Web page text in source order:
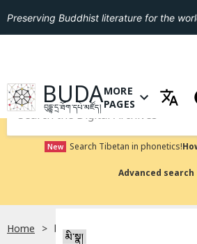
Preserving Buddhist literature for the
GO TO
BUDA
བུདྡྷ་དྲ་ཐོག་དཔེ་མཛོད།
OPEN MENU OF
MORE
PAGES
New Search Tibetan in phonetics!
Advanced search
Home bdr:P6354
མི་སྣ།